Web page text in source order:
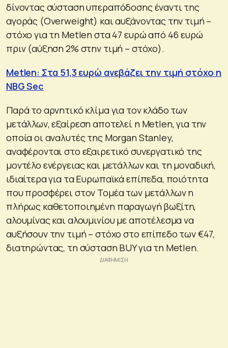
δίνοντας σύσταση υπεραπόδοσης έναντι της
αγοράς (Overweight) και αυξάνοντας την τιμή –
στόχο για τη Metlen στα 47 ευρώ από 46 ευρώ
πριν (αύξηση 2% στην τιμή – στόχο).
Metlen: Στα 51,3 ευρώ ανεβάζει την τιμή στόχο η
NBG Sec
Παρά το αρνητικό κλίμα για τον κλάδο των
μετάλλων, εξαίρεση αποτελεί η Metlen, για την
οποία οι αναλυτές της Morgan Stanley,
αναφέρονται στο εξαιρετικό συνεργατικό της
μοντέλο ενέργειας και μετάλλων και τη μοναδική,
ιδιαίτερα για τα Ευρωπαϊκά επίπεδα, ποιότητα
που προσφέρει στον Τομέα των μετάλλων η
πλήρως καθετοποιημένη παραγωγή βωξίτη,
αλουμίνας και αλουμινίου με αποτέλεσμα να
αυξήσουν την τιμή – στόχο στο επίπεδο των €47,
διατηρώντας, τη σύσταση BUY για τη Metlen.